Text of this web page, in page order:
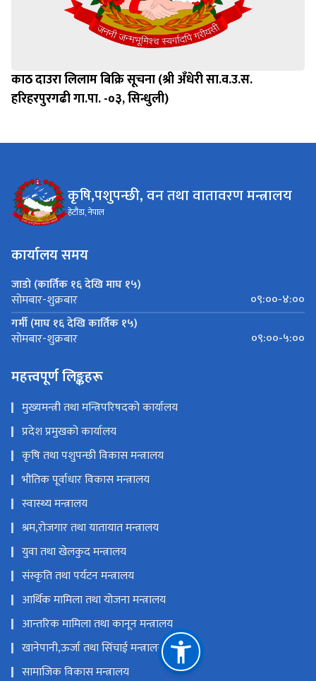
काठ दाउरा लिलाम बिक्रि सूचना (श्री अँधेरी सा.व.उ.स.
हरिहरपुरगढी गा.पा. -०३, सिन्धुली)
कृषि,पशुपन्छी, वन तथा वातावरण मन्त्रालय
हेटौंडा, नेपाल
कार्यालय समय
जाडो (कार्तिक १६ देखि माघ १५)
सोमबार-शुक्रबार
०९:००-४:००
गर्मी (माघ १६ देखि कार्तिक १५)
सोमबार-शुक्रबार ०९:००-५:००
महत्त्वपूर्ण लिङ्कहरू
मुख्यमन्त्री तथा मन्त्रिपरिषदको कार्यालय
प्रदेश प्रमुखको कार्यालय
कृषि तथा पशुपन्छी विकास मन्त्रालय
भौतिक पूर्वाधार विकास मन्त्रालय
स्वास्थ्य मन्त्रालय
श्रम,रोजगार तथा यातायात मन्त्रालय
युवा तथा खेलकुद मन्त्रालय
संस्कृति तथा पर्यटन मन्त्रालय
आर्थिक मामिला तथा योजना मन्त्रालय
आन्तरिक मामिला तथा कानून मन्त्रालय
खानेपानी,ऊर्जा तथा सिंचाई मन्त्रालय
सामाजिक विकास मन्त्रालय